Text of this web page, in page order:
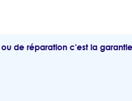
de réparation c'est la